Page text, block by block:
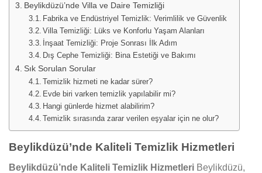
Beylikdüzü’nde Villa ve Daire Temizliği
Fabrika ve Endüstriyel Temizlik: Verimlilik ve Güvenlik
Villa Temizliği: Lüks ve Konforlu Yaşam Alanları
İnşaat Temizliği: Proje Sonrası İlk Adım
Dış Cephe Temizliği: Bina Estetiği ve Bakımı
Sık Sorulan Sorular
Temizlik hizmeti ne kadar sürer?
Evde biri varken temizlik yapılabilir mi?
Hangi günlerde hizmet alabilirim?
Temizlik sırasında zarar verilen eşyalar için ne olur?
Beylikdüzü’nde Kaliteli Temizlik Hizmetleri
Beylikdüzü’nde Kaliteli Temizlik Hizmetleri Beylikdüzü,